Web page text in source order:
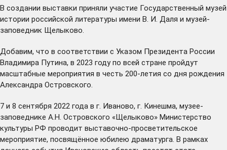
В создании выставки приняли участие Государственный музей
истории российской литературы имени В. И. Даля и музей-
заповедник Щелыково.
Добавим, что в соответствии с Указом Президента России
Владимира Путина, в 2023 году по всей стране пройдут
масштабные мероприятия в честь 200-летия со дня рождения
Александра Островского.
7 и 8 сентября 2022 года в г. Иваново, г. Кинешма, музее-
заповеднике А.Н. Островского «Щелыково» Министерство
культуры РФ проводит выставочно-просветительское
мероприятие, посвящённое юбилею драматурга. В рамках